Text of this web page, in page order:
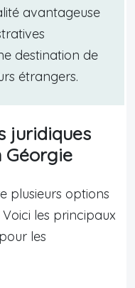
avantageuse
destination de
étrangers.
juridiques
Géorgie
plusieurs options
les principaux
les